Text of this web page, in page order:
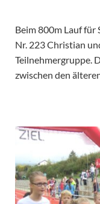
Beim 800m Lauf
Nr. 223 Christian
Teilnehmergruppe.
zwischen den